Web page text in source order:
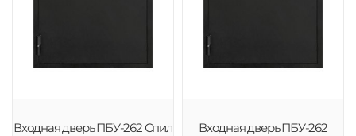
Входная дверь ПБУ-262 Спил
Входная дверь ПБУ-262